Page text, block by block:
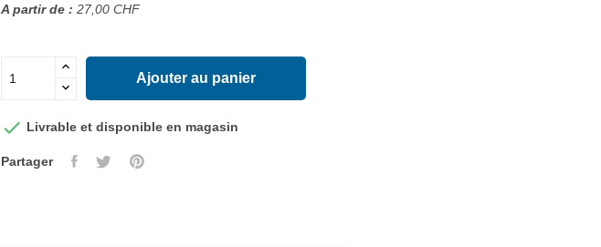
A partir de : 27,00 CHF
Ajouter au panier
 Livrable et disponible en magasin
Partager